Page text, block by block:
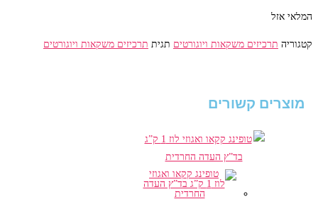
המלאי אזל
קטגוריה תרכיזים משקאות ויוגורטים תגית תרכיזים משקאות ויוגורטים
מוצרים קשורים